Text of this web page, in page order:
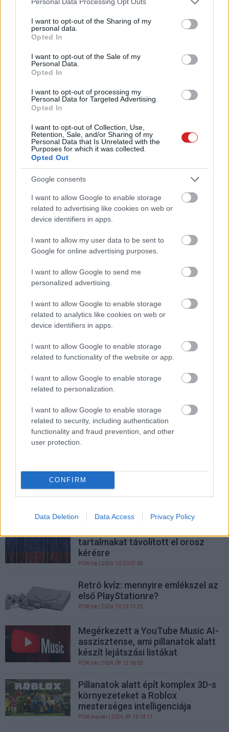
not limited to your visit or usage behaviour. You may click to
grant or deny consent to Google and its third-party tags to
use your data for below specified purposes in below Google
consent section.
I want to opt-out of the Sharing of my
personal data.
Opted In
I want to opt-out of the Sale of my
Personal Data.
Opted In
I want to opt-out of processing my
Personal Data for Targeted Advertising.
Opted In
I want to opt-out of Collection, Use,
Retention, Sale, and/or Sharing of my
Personal Data that Is Unrelated with the
Purposes for which it was collected.
Opted Out
Google consents
I want to allow Google to enable storage
related to advertising like cookies on web or
device identifiers in apps.
I want to allow my user data to be sent to
Google for online advertising purposes.
I want to allow Google to send me
personalized advertising.
I want to allow Google to enable storage
related to analytics like cookies on web or
device identifiers in apps.
I want to allow Google to enable storage
related to functionality of the website or app.
I want to allow Google to enable storage
related to personalization.
I want to allow Google to enable storage
related to security, including authentication
functionality and fraud prevention, and other
user protection.
CONFIRM
Data Deletion Data Access Privacy Policy
Új eszközöket ad a hirdetők
PCW.lite | 2025.06.04 13:34
cseh külügyminisztériumot, Prága
határozottan fellép
Iszonyú menő The Witcher 3
témájú kontrollereket dobott
piacra az Xbox, aztán jöttek a
Trump privát vacsorát ígér a
legnagyobb memecoin-
befektetőinek, a szenátorok etikai
PCW.lite| 2025.04.28 16:03
Kínától, de nem olyan könnyű
felpörgetni a gyártást Indiában,
PCW.lite| 2025.04.25 16:10
Merevlemezek
Kínától való függőségét az USA
PCW.lite| 2025.04.22 18:12
Itt az ideje javítani a reflexeiden
PCW.master| 2024.12.22 12:22
A NotebookLM egyik
legizgalmasabb AI-funkciójával
bővülhet a Gemini
Donald Trump és Elon Musk
együtt nézték a Starship legújabb
próbarepülését
tartalmakat távolított el orosz
kérésre
PCW.lite | 2024.10.20 07:04
Retró kvíz: mennyire emlékszel az
első PlayStationre?
PCW.lite | 2024.10.13 15:25
Megérkezett a YouTube Music AI-
asszisztense, ami pillanatok alatt
készít lejátszási listákat
PCW.lite | 2024.09.12 06:02
Pillanatok alatt épít komplex 3D-s
környezeteket a Roblox
mesterséges intelligenciája
PCW.master | 2024.09.10 14:11